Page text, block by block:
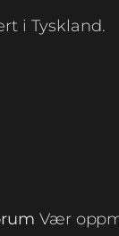
i Tyskland.
Vær